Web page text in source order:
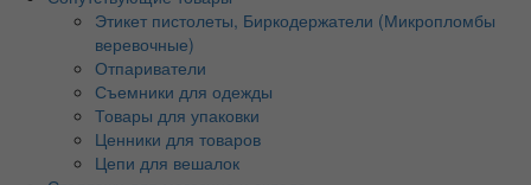
Этикет пистолеты, Биркодержатели (Микропломбы
веревочные)
Отпариватели
Съемники для одежды
Товары для упаковки
Ценники для товаров
Цепи для вешалок